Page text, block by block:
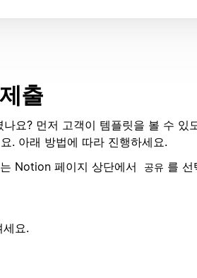
출
요? 먼저 고객이 템플릿을 볼 수 있
. 아래 방법에 따라 진행하세요.
Notion 페이지 상단에서
공유 를 선
세요.